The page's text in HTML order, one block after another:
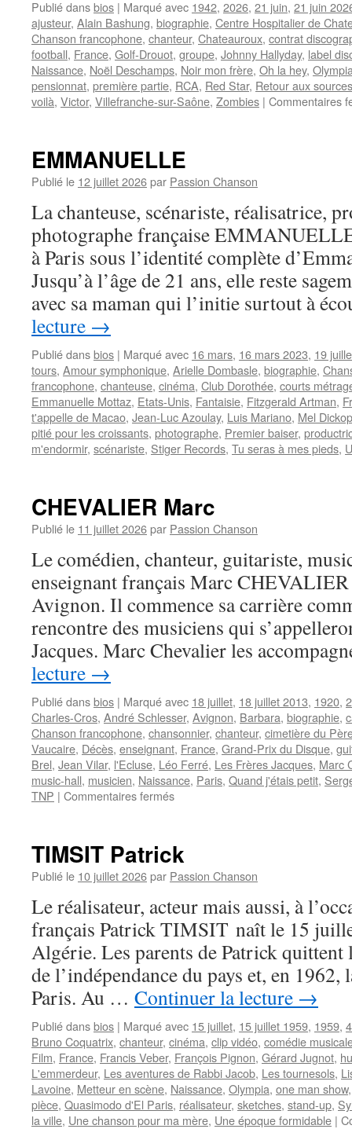
Publié dansbios | Marqué avec 1942, 2026, 21 juin, 21 juin
ajusteur, Alain Bashung, biographie, Centre Hospitalier de
Chanson francophone, chanteur, Chateauroux, contrat
football, France, Golf-Drouot, groupe, Johnny Hallyday, label
Naissance, Noël Deschamps, Noir mon frère, Oh la hey,
pensionnat, première partie, RCA, Red Star, Retour aux sources
voilà, Victor, Villefranche-sur-Saône, Zombies | Commentaires
EMMANUELLE
Publié le 12 juillet 2026par Passion Chanson
La chanteuse, scénariste, réalisatrice,
photographe française
à Paris sous l’identité complète
Jusqu’à l’âge de 21 ans, elle reste
avec sa maman qui l’initie surtout à
lecture →
Publié dansbios | Marqué avec 16 mars, 16 mars 2023, 19
tours, Amour symphonique, Arielle Dombasle, biographie,
francophone, chanteuse, cinéma, Club Dorothée, courts
Emmanuelle Mottaz, Etats-Unis, Fantaisie, Fitzgerald Artman,
t'appelle de Macao, Jean-Luc Azoulay, Luis Mariano, Mel
pitié pour les croissants, photographe, Premier baiser,
m'endormir, scénariste, Stiger Records, Tu seras à mes pieds,
CHEVALIER Marc
Publié le 11 juillet 2026par Passion Chanson
Le comédien, chanteur, guitariste,
enseignant français Marc
Avignon. Il commence sa carrière
rencontre des musiciens qui
Jacques. Marc Chevalier les
lecture →
Publié dansbios | Marqué avec 18 juillet, 18 juillet 2013, 1920,
Charles-Cros, André Schlesser, Avignon, Barbara, biographie,
Chanson francophone, chansonnier, chanteur, cimetière du
Vaucaire, Décès, enseignant, France, Grand-Prix du Disque,
Brel, Jean Vilar, l'Ecluse, Léo Ferré, Les Frères Jacques, Marc
music-hall, musicien, Naissance, Paris, Quand j'étais petit,
TNP | Commentaires ferméssur
TIMSIT Patrick
Publié le 10 juillet 2026par Passion Chanson
Le réalisateur, acteur mais aussi, à
français Patrick TIMSIT naît le 15
Algérie. Les parents de Patrick quittent
de l’indépendance du pays et, en 1962,
Paris. Au … Continuer la lecture →
Publié dansbios | Marqué avec 15 juillet, 15 juillet 1959, 1959,
Bruno Coquatrix, chanteur, cinéma, clip vidéo, comédie
Film, France, Francis Veber, François Pignon, Gérard Jugnot,
L'emmerdeur, Les aventures de Rabbi Jacob, Les tournesols,
Lavoine, Metteur en scène, Naissance, Olympia, one man show
pièce, Quasimodo d'El Paris, réalisateur, sketches, stand-up,
la ville, Une chanson pour ma mère, Une époque formidable |